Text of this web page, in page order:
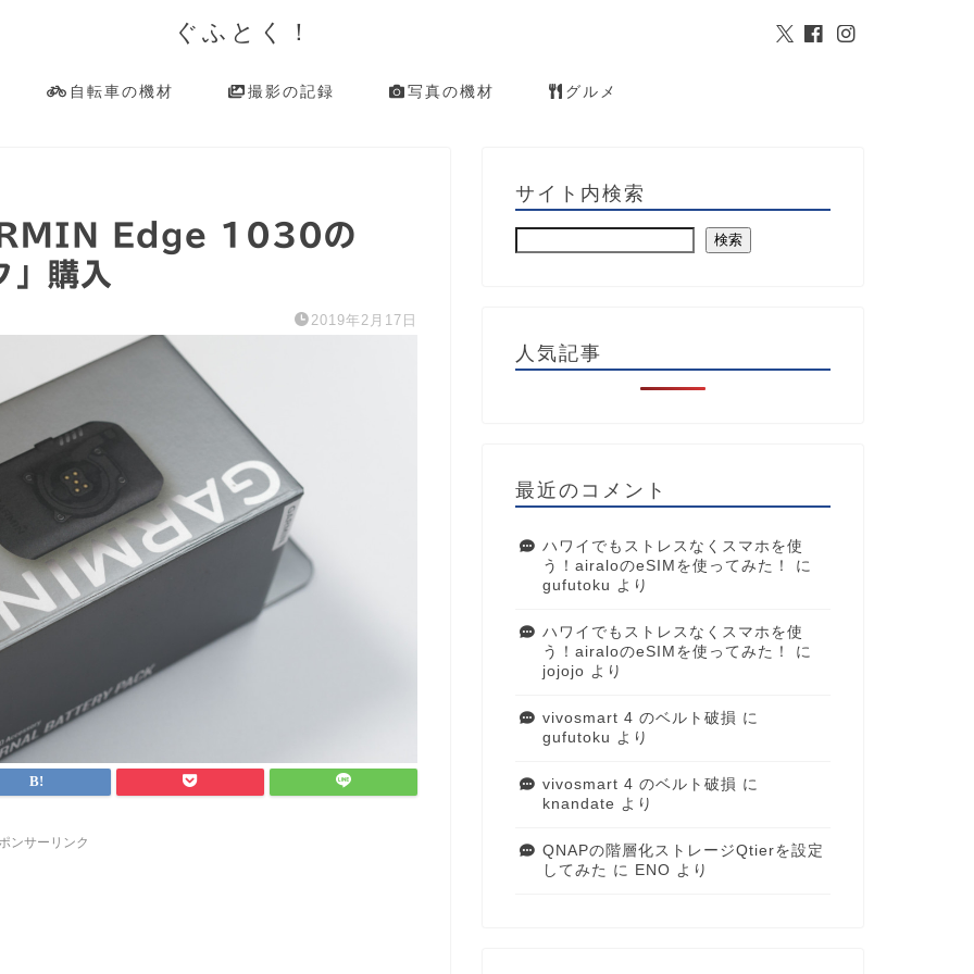
ぐふとく！
自転車の機材 撮影の記録 写真の機材 グルメ
Edge 1030の
」購入
2019年2月17日
ンサーリンク
サイト内検索
検索
人気記事
最近のコメント
ハワイでもストレスなくスマホを使
う！airaloのeSIMを使ってみた！
に
gufutoku より
ハワイでもストレスなくスマホを使
う！airaloのeSIMを使ってみた！
に
jojojo より
vivosmart 4 のベルト破損 に
gufutoku より
vivosmart 4 のベルト破損 に
knandate より
QNAPの階層化ストレージQtierを設定
してみた に ENO より